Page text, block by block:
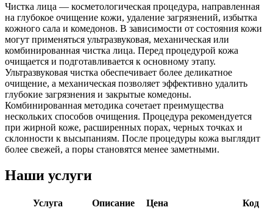
Чистка лица — косметологическая процедура, направленная
на глубокое очищение кожи, удаление загрязнений, избытка
кожного сала и комедонов. В зависимости от состояния кожи
могут применяться ультразвуковая, механическая или
комбинированная чистка лица. Перед процедурой кожа
очищается и подготавливается к основному этапу.
Ультразвуковая чистка обеспечивает более деликатное
очищение, а механическая позволяет эффективно удалить
глубокие загрязнения и закрытые комедоны.
Комбинированная методика сочетает преимущества
нескольких способов очищения. Процедура рекомендуется
при жирной коже, расширенных порах, черных точках и
склонности к высыпаниям. После процедуры кожа выглядит
более свежей, а поры становятся менее заметными.
Наши услуги
Услуга Описание Цена Код